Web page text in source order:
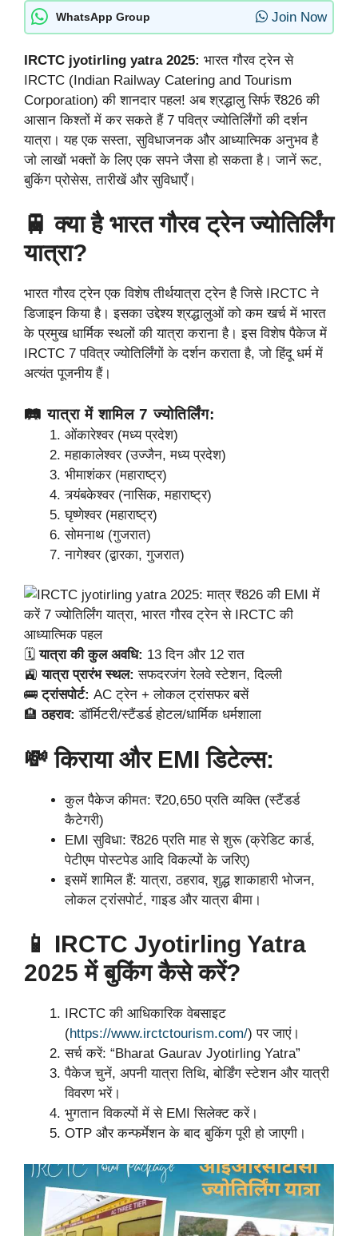
WhatsApp Group Join Now
IRCTC jyotirling yatra 2025: भारत गौरव ट्रेन से
IRCTC (Indian Railway Catering and Tourism
Corporation) की शानदार पहल! अब श्रद्धालु सिर्फ ₹826 की
आसान किश्तों में कर सकते हैं 7 पवित्र ज्योतिर्लिंगों की दर्शन
यात्रा। यह एक सस्ता, सुविधाजनक और आध्यात्मिक अनुभव है
जो लाखों भक्तों के लिए एक सपने जैसा हो सकता है। जानें रूट,
बुकिंग प्रोसेस, तारीखें और सुविधाएँ।
🚆 क्या है भारत गौरव ट्रेन ज्योतिर्लिंग
यात्रा?
भारत गौरव ट्रेन एक विशेष तीर्थयात्रा ट्रेन है जिसे IRCTC ने
डिजाइन किया है। इसका उद्देश्य श्रद्धालुओं को कम खर्च में भारत
के प्रमुख धार्मिक स्थलों की यात्रा कराना है। इस विशेष पैकेज में
IRCTC 7 पवित्र ज्योतिर्लिंगों के दर्शन कराता है, जो हिंदू धर्म में
अत्यंत पूजनीय हैं।
🛤 यात्रा में शामिल 7 ज्योतिर्लिंग:
ओंकारेश्वर (मध्य प्रदेश)
महाकालेश्वर (उज्जैन, मध्य प्रदेश)
भीमाशंकर (महाराष्ट्र)
त्र्यंबकेश्वर (नासिक, महाराष्ट्र)
घृष्णेश्वर (महाराष्ट्र)
सोमनाथ (गुजरात)
नागेश्वर (द्वारका, गुजरात)
🗓यात्रा कीकुल अवधि: 13 दिन और 12 रात
🚉यात्रा प्रारंभ स्थल: सफदरजंग रेलवे स्टेशन, दिल्ली
🚌ट्रांसपोर्ट: AC ट्रेन + लोकल ट्रांसफर बसें
🏨ठहराव:डॉर्मिटरी/स्टैंडर्ड होटल/धार्मिक धर्मशाला
💸 किराया और EMI डिटेल्स:
कुल पैकेज कीमत: ₹20,650 प्रति व्यक्ति (स्टैंडर्ड
कैटेगरी)
EMI सुविधा: ₹826 प्रति माह से शुरू (क्रेडिट कार्ड,
पेटीएम पोस्टपेड आदि विकल्पों के जरिए)
इसमें शामिल हैं: यात्रा, ठहराव, शुद्ध शाकाहारी भोजन,
लोकल ट्रांसपोर्ट, गाइड और यात्रा बीमा।
📱 IRCTC Jyotirling Yatra
2025 में बुकिंग कैसे करें?
IRCTC की आधिकारिक वेबसाइट
(https://www.irctctourism.com/) पर जाएं।
सर्च करें: “Bharat Gaurav Jyotirling Yatra”
पैकेज चुनें, अपनी यात्रा तिथि, बोर्डिंग स्टेशन और यात्री
विवरण भरें।
भुगतान विकल्पों में से EMI सिलेक्ट करें।
OTP और कन्फर्मेशन के बाद बुकिंग पूरी हो जाएगी।